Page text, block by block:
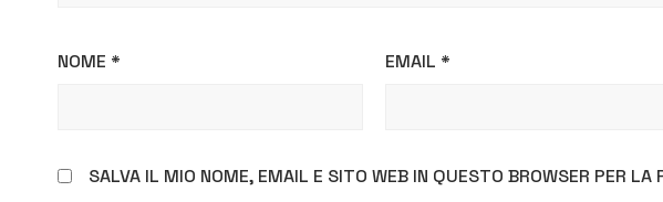
NOME * EMAIL *
SALVA IL MIO NOME, EMAIL E SITO WEB IN QUESTO BROWSER PER